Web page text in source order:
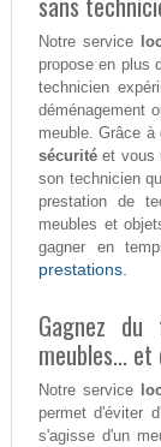
Notre service
propose en plus
technicien
déménagement
meuble. Grâce
sécuritéet vous
son technicien
prestation de
meubles et
gagner en
prestations.
Gagnez
meubles...
Notre service
permet d'éviter
s'agisse d'un